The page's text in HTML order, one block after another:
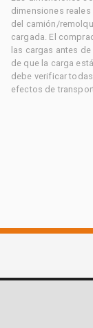
dimensiones
del camión/
cargada. El
las cargas antes
de que la carga
debe verificar
efectos de